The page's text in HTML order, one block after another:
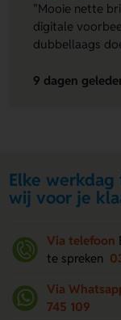
"Mooie nette
digitale
dubbellaags
9 dagen
Elke werkdag
wij voor je
Via telefoon
te spreken
Via
745 109